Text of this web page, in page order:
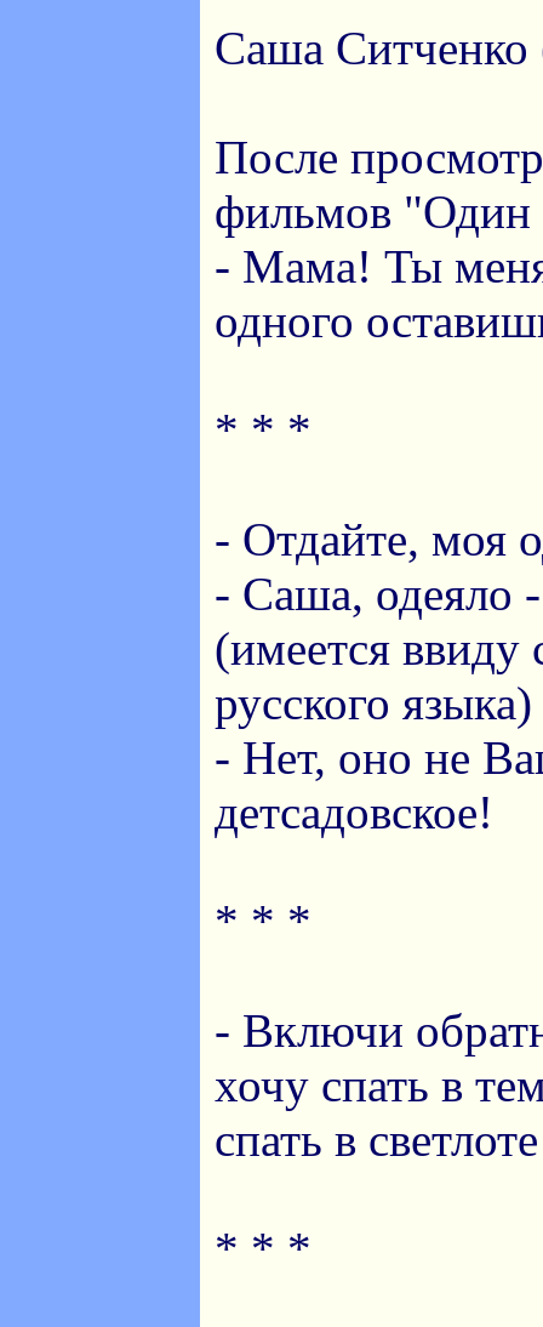
Саша Ситченко
После
фильмов "Один
- Мама! Ты
одного
* * *
- Отдайте, моя
- Саша, одеяло
(имеется ввиду
русского языка)
- Нет, оно не
детсадовское!
* * *
- Включи
хочу спать в
спать в
* * *